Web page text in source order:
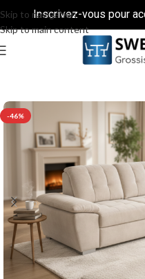
Skip to navigation
Skip to main content
Inscrivez-vous pour
-46%